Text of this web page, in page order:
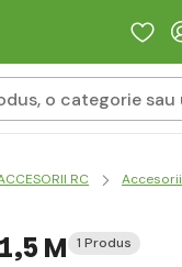
RC Accesorii
M 1 Produs